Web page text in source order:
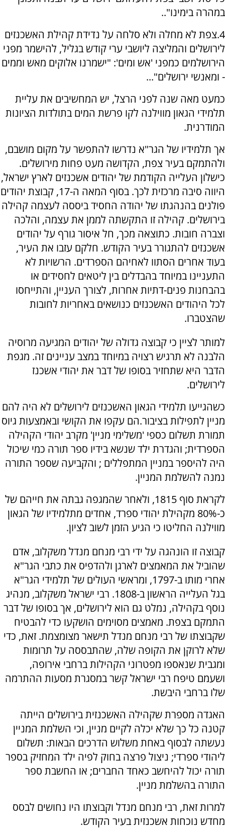
במהרה בימינו"..
4.צפת לא מחלה ולא סלחה על נדידת קהילת האשכנזים
לירושלים והמליצה ליושבי ערי קודש בגליל, להישמר מפני
הירושלמים כמפני 'אש ומים': "ישמרנו אלוקים מאש וממים
- ומאנשי ירושלים"...
כמעט מאה שנה לפני הרצל, יש המחשיבים את עליית
תלמידי הגאון מווילנה לקו פרשת המים בתולדות הציונות
המודרנית.
אך תלמידיו של הגר"א נדרשו להתפשר על מקום מושבם,
ולהתמקם בעיר צפת, הקדושה מעט פחות מירושלים.
כישלון העלייה הקודמת של יהודים אשכנזים לארץ ישראל,
היווה סיבה מרכזית לכך. בסוף המאה ה-17, קבוצת יהודים
פולנים בהנהגתו של יהודה החסיד ביססה לעצמה קהילה
בירושלים. קהילה זו התקשתה לממן את עצמה, והלכה
וצברה חובות. כתוצאה מכך, חל איסור גורף על יהודים
אשכנזים להתגורר בעיר הקודש. חלקם עזבו את העיר,
בעוד אחרים הסתוו לאחיהם הספרדים. הרשויות לא
התעניינו במיוחד בהבדלים בין ליטאים לחסידים או
בהבחנות פנים-דתיות אחרות, לצורך העניין, והתייחסו
לכל היהודים האשכנזים כנושאים באחריות לחובות
שהצטברו.
למותר לציין כי קבוצה גדולה של יהודים המגיעה מרוסיה
הלבנה לא תרגיש רצויה במיוחד במצב עניינים זה. מגפת
הדבר היא שתחזיר בסופו של דבר את יהודי אשכנז
לירושלים.
כשהגייעו תלמידי הגאון האשכנזים לירושלים לא היה להם
מניין לתפילות בציבור.הם עקפו את הקושי ובאמצעות גיוס
תמורת תשלום כספי 'משלימי מניין' מקרב יהודי הקהילה
הספרדית; והגדרת ילד שנשא בידיו ספר תורה כמי שיכול
היה להיספר במניין המתפללים ; והקביעה שספר התורה
נמנה להשלמת המניין.
לקראת סוף 1815, ולאחר שהמגפה גבתה את חייהם של
כ-80% מקהילת יהודי ספרד, אחדים מתלמידיו של הגאון
מווילנה החליטו כי הגיע הזמן לשוב לציון.
קבוצה זו הונהגה על ידי רבי מנחם מנדל משקלוב, אדם
שהוביל את המאמצים לארגן ולהדפיס את כתבי הגר"א
אחרי מותו ב-1797, ומראשי העולים של תלמידי הגר"א
בגל העלייה הראשון ב-1808. רבי ישראל משקלוב, מנהיג
נוסף בקהילה, נמלט גם הוא לירושלים, אך בסופו של דבר
התמקם בצפת. מאמצים מסוימים הושקעו כדי להבטיח
שקבוצתו של רבי מנחם מנדל תישאר מצומצמת. זאת, כדי
שלא לרוקן את הקופה שלה, שהתבססה על תרומות
ומגבית שנאספו מפטרוני הקהילות ברחבי אירופה,
ושעמם טיפח רבי ישראל קשר במסגרת מסעות ההתרמה
שלו ברחבי היבשת.
האגדה מספרת שקהילה האשכנזית בירושלים הייתה
קטנה כל כך שלא יכלה לקיים מניין, וכי השלמת המניין
נעשתה לבסוף באחת משלוש הדרכים הבאות: תשלום
ליהודי ספרדי; ניצול פרצה בחוק לפיה ילד המחזיק בספר
תורה יכול להיחשב כאחד החברים; או החשבת ספר
התורה בהשלמת מניין.
למרות זאת, רבי מנחם מנדל וקבוצתו היו נחושים לבסס
מחדש נוכחות אשכנזית בעיר הקודש.